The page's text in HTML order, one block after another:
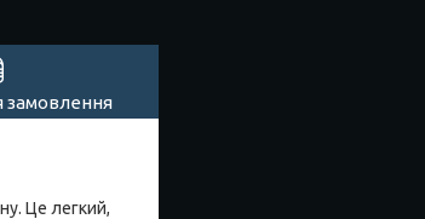
замовлення
Це легкий,